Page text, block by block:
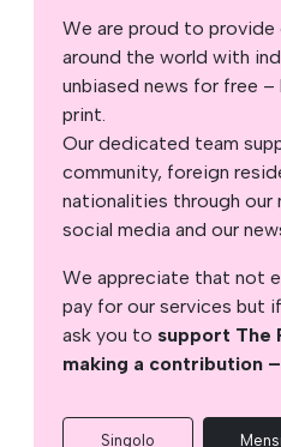
We are proud to provide
around the world with
unbiased news for free –
print.
Our dedicated team
community, foreign
nationalities through our
social media and our
We appreciate that not
pay for our services but
ask you to support The
making a contribution
Singolo